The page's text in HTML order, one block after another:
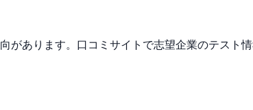
あります。口コミサイトで志望企業のテスト情